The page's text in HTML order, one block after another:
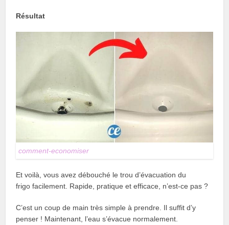
Résultat
comment-economiser
Et voilà, vous avez débouché le trou d’évacuation du
frigo facilement. Rapide, pratique et efficace, n’est-ce pas ?
C’est un coup de main très simple à prendre. Il suffit d’y
penser ! Maintenant, l’eau s’évacue normalement.